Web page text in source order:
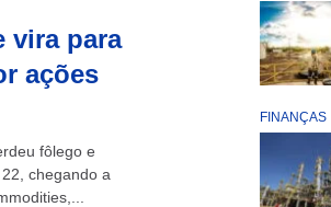
vira para
ações
fôlego e
chegando a
FINANÇAS